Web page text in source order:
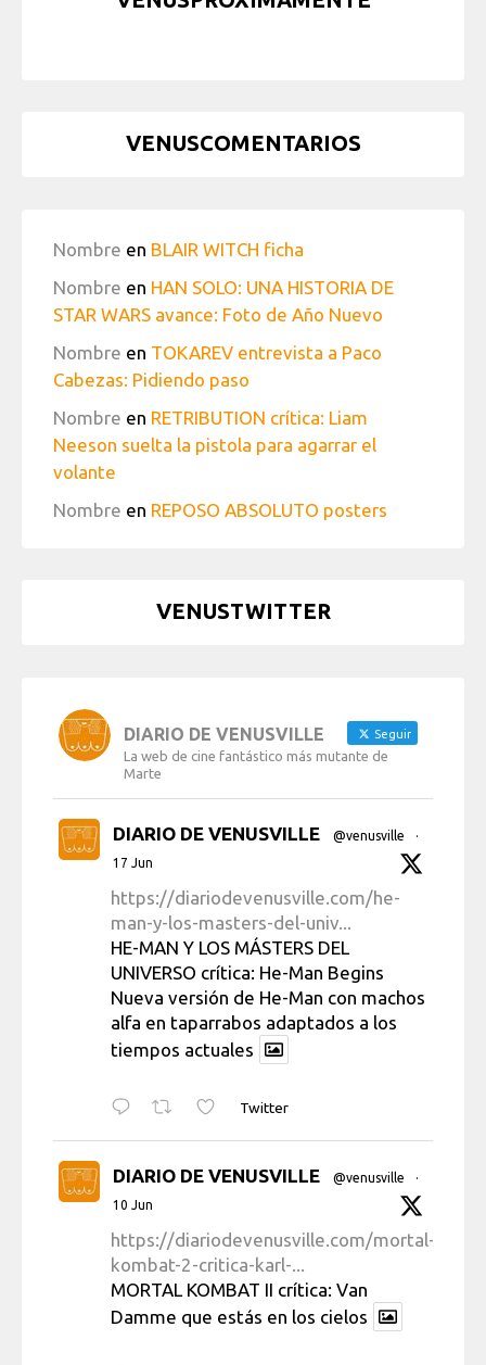
VENUSCOMENTARIOS
Nombre en BLAIR WITCH ficha
Nombre en HAN SOLO: UNA HISTORIA DE
STAR WARS avance: Foto de Año Nuevo
Nombre en TOKAREV entrevista a Paco
Cabezas: Pidiendo paso
Nombre en RETRIBUTION crítica: Liam
Neeson suelta la pistola para agarrar el
volante
Nombre en REPOSO ABSOLUTO posters
VENUSTWITTER
DIARIO DE VENUSVILLE Seguir
La web de cine fantástico más mutante de
Marte
DIARIO DE VENUSVILLE @venusville
·
17 Jun
https://diariodevenusville.com/he-
man-y-los-masters-del-univ...
HE-MAN Y LOS MÁSTERS DEL
UNIVERSO crítica: He-Man Begins
Nueva versión de He-Man con machos
alfa en taparrabos adaptados a los
tiempos actuales
Twitter
DIARIO DE VENUSVILLE @venusville
·
10 Jun
https://diariodevenusville.com/mortal-
kombat-2-critica-karl-...
MORTAL KOMBAT II crítica: Van
Damme que estás en los cielos